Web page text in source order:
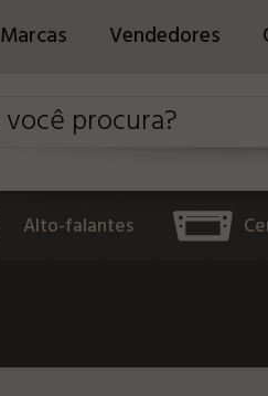
Marcas Vendedores
Alto-falantes